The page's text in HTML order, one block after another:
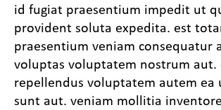
id fugiat praesentium impedit ut
provident soluta expedita. est
praesentium veniam consequatur
voluptas voluptatem nostrum aut.
repellendus voluptatem autem ea
sunt aut. veniam mollitia